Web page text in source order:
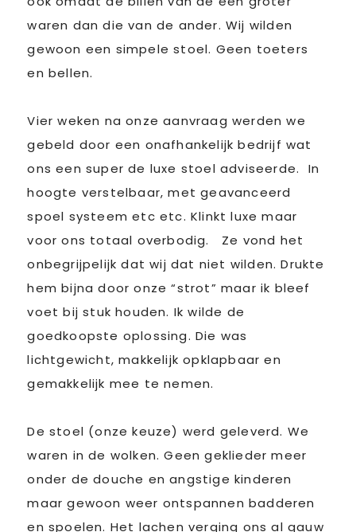
waren dan die van de ander. Wij wilden
gewoon een simpele stoel. Geen toeters
en bellen.
Vier weken na onze aanvraag werden we
gebeld door een onafhankelijk bedrijf wat
ons een super de luxe stoel adviseerde. In
hoogte verstelbaar, met geavanceerd
spoel systeem etc etc. Klinkt luxe maar
voor ons totaal overbodig. Ze vond het
onbegrijpelijk dat wij dat niet wilden. Drukte
hem bijna door onze “strot” maar ik bleef
voet bij stuk houden. Ik wilde de
goedkoopste oplossing. Die was
lichtgewicht, makkelijk opklapbaar en
gemakkelijk mee te nemen.
De stoel (onze keuze) werd geleverd. We
waren in de wolken. Geen geklieder meer
onder de douche en angstige kinderen
maar gewoon weer ontspannen badderen
en spoelen. Het lachen verging ons al gauw